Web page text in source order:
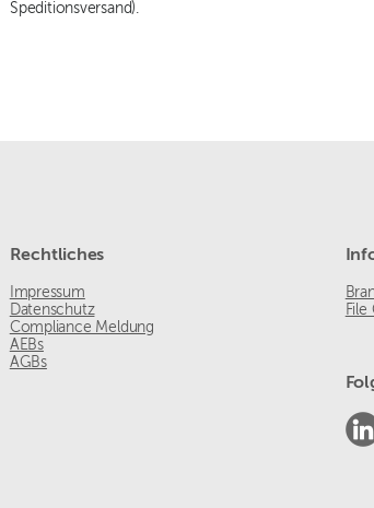
Speditionsversand).
Rechtliches
Impressum
Datenschutz
Compliance Meldung
AEBs
AGBs
File